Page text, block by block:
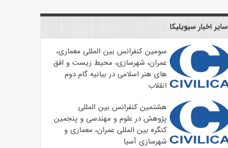
سایر اخبار سیویلیکا
سومین کنفرانس بین المللی معماری،
عمران، شهرسازی، محیط زیست و افق
های هنر اسلامی در بیانیه گام دوم
انقلاب
هشتمین کنفرانس بین المللی
پژوهش در علوم و مهندسی و پنجمین
کنگره بین المللی عمران، معماری و
شهرسازی آسیا